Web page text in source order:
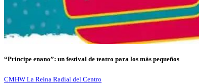
“Príncipe enano”: un festival de teatro para los más pequeños
CMHW La Reina Radial del Centro